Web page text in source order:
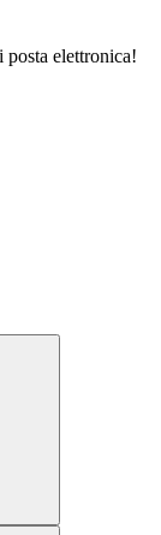
elettronica!